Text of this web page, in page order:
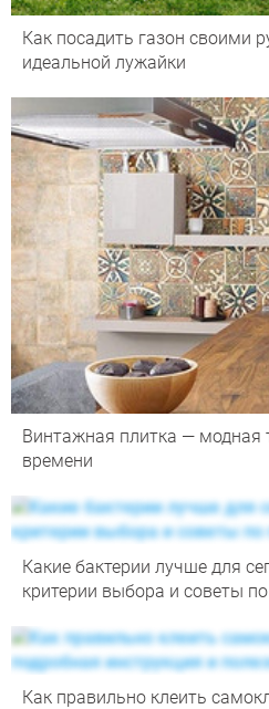
Как посадить газон своими
идеальной лужайки
Винтажная плитка — модная
времени
Какие бактерии лучше для
критерии выбора и советы
Как правильно клеить